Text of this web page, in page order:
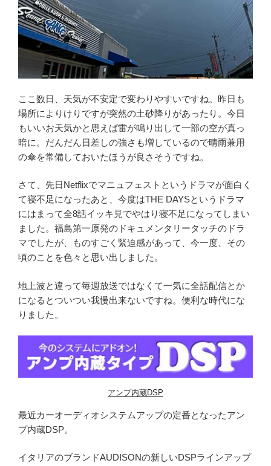
ここ数日、天気が不安定で変わりやすいですね。昨日も
場所によりけりですが突然の土砂降りがあったり。今日
もいいお天気かと思えば雷が鳴り出して一部の空が真っ
暗に。だんだん日差しの強さも増しているので晴雨兼用
の傘を常備しておいたほうが良さそうですね。
さて、先日Netflixでマニュフェストというドラマが面白く
て寝不足になったあと、今度はTHE DAYSというドラマ
にはまって全8話イッキ見でやはり寝不足になってしまい
ました。福島第一原発のドキュメンタリータッチのドラ
マでしたが、ものすごく緊迫感があって、今一度、その
頃のことを色々と思い出しました。
地上波と違って毎週放送ではなくて一気に全話配信とか
になるとついつい我慢出来ないですね。便利な時代にな
りました。
アンプ内蔵DSP
最近カーオーディオシステムアップの定番となったアン
プ内蔵DSP。
イタリアのブランドAUDISONの新しいDSPラインアップ